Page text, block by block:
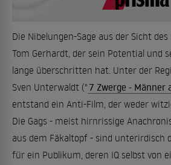
Die Nibelungen-Sage aus der Sicht
Tom Gerhardt, der sein Potential und
lange überschritten hat. Unter der
Sven Unterwaldt (" 7 Zwerge - Männer
entstand ein Anti-Film, der weder
Die Gags - meist hirnrissige
aus dem Fäkaltopf - sind unterirdisch
für ein Publikum, deren IQ selbst von